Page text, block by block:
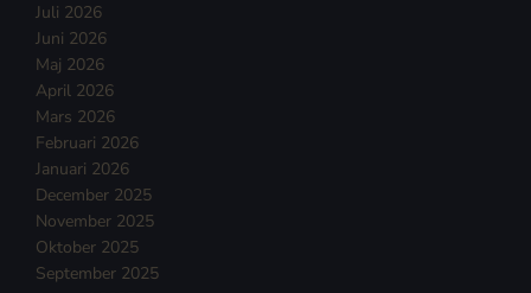
Juli 2026
Juni 2026
Maj 2026
April 2026
Mars 2026
Februari 2026
Januari 2026
December 2025
November 2025
Oktober 2025
September 2025